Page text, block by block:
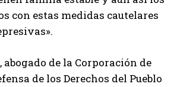
con estas medidas cautelares
de la Corporación de
de los Derechos del Pueblo